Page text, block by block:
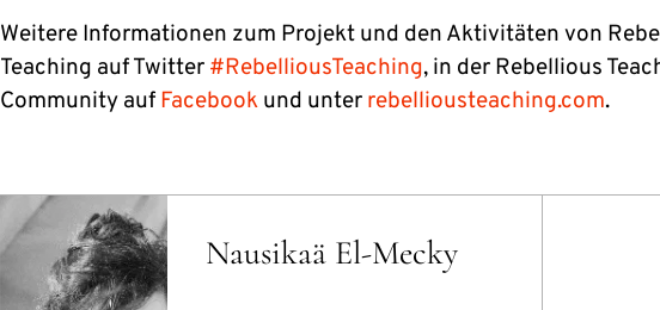
Weitere Informationen zum Projekt und den Aktivitäten von
Teaching auf Twitter #RebelliousTeaching, in der Rebellious
Community auf Facebookund unter rebelliousteaching.com.
Nausikaä El-Mecky